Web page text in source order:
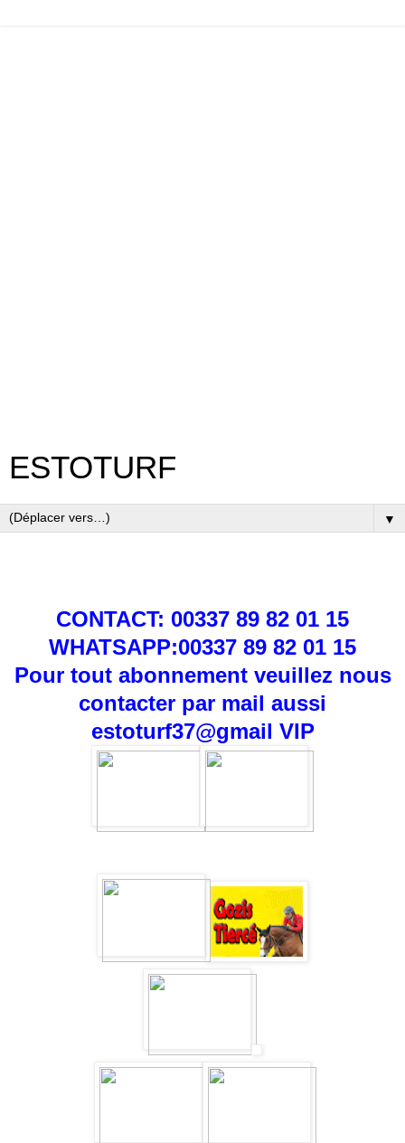
ESTOTURF
▼
CONTACT: 00337 89 82 01 15
WHATSAPP:00337 89 82 01 15
Pour tout abonnement veuillez nous
contacter par mail aussi
estoturf37@gmail VIP